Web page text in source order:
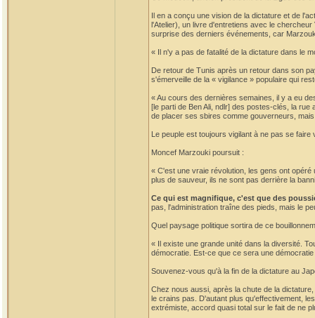
Il en a conçu une vision de la dictature et de
l'Atelier), un livre d'entretiens avec le
surprise des derniers événements, car
« Il n'y a pas de fatalité de la dictature dans le
De retour de Tunis après un retour dans son
s'émerveille de la « vigilance » populaire qui
« Au cours des dernières semaines, il y a eu
[le parti de Ben Ali, ndlr] des postes-clés, la
de placer ses sbires comme gouverneurs,
Le peuple est toujours vigilant à ne pas se
Moncef Marzouki poursuit :
« C'est une vraie révolution, les gens ont
plus de sauveur, ils ne sont pas derrière la
Ce qui est magnifique, c'est que des
pas, l'administration traîne des pieds, mais le
Quel paysage politique sortira de ce
« Il existe une grande unité dans la diversité.
démocratie. Est-ce que ce sera une
Souvenez-vous qu'à la fin de la dictature au
Chez nous aussi, après la chute de la
le crains pas. D'autant plus qu'effectivement,
extrémiste, accord quasi total sur le fait de ne